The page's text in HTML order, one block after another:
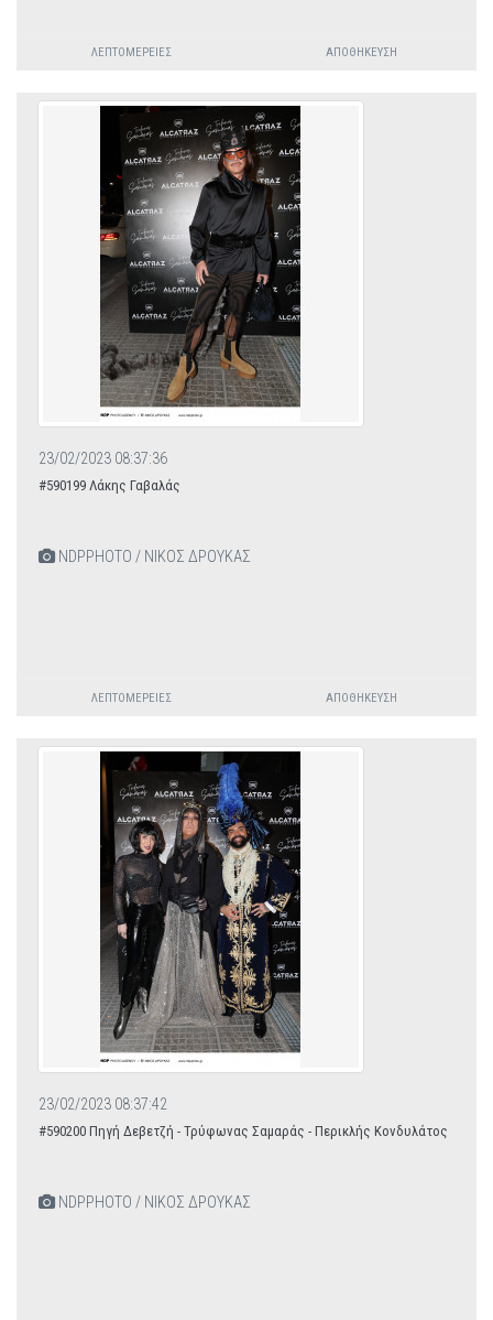
ΛΕΠΤΟΜΈΡΕΙΕΣ ΑΠΟΘΉΚΕΥΣΗ
23/02/2023 08:37:36
#590199 Λάκης Γαβαλάς
NDPPHOTO / ΝΙΚΟΣ ΔΡΟΥΚΑΣ
ΛΕΠΤΟΜΈΡΕΙΕΣ ΑΠΟΘΉΚΕΥΣΗ
23/02/2023 08:37:42
#590200 Πηγή Δεβετζή - Τρύφωνας Σαμαράς - Περικλής Κονδυλάτος
NDPPHOTO / ΝΙΚΟΣ ΔΡΟΥΚΑΣ